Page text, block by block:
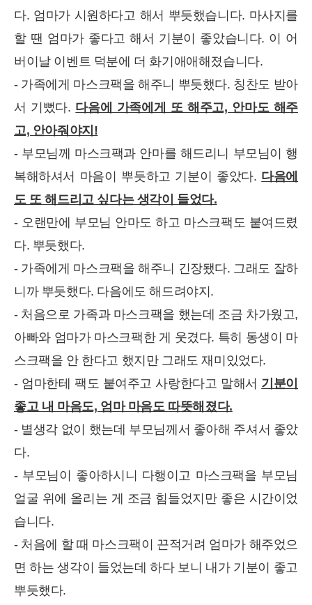
다. 엄마가 시원하다고 해서 뿌듯했습니다. 마사지를
할 땐 엄마가 좋다고 해서 기분이 좋았습니다. 이 어
버이날 이벤트 덕분에 더 화기애애해졌습니다.
- 가족에게 마스크팩을 해주니 뿌듯했다. 칭찬도 받아
서 기뻤다. 다음에 가족에게 또 해주고, 안마도 해주
고, 안아줘야지!
- 부모님께 마스크팩과 안마를 해드리니 부모님이 행
복해하셔서 마음이 뿌듯하고 기분이 좋았다. 다음에
도 또 해드리고 싶다는 생각이 들었다.
- 오랜만에 부모님 안마도 하고 마스크팩도 붙여드렸
다. 뿌듯했다.
- 가족에게 마스크팩을 해주니 긴장됐다. 그래도 잘하
니까 뿌듯했다. 다음에도 해드려야지.
- 처음으로 가족과 마스크팩을 했는데 조금 차가웠고,
아빠와 엄마가 마스크팩한 게 웃겼다. 특히 동생이 마
스크팩을 안 한다고 했지만 그래도 재미있었다.
- 엄마한테 팩도 붙여주고 사랑한다고 말해서 기분이
좋고 내 마음도, 엄마 마음도 따뜻해졌다.
- 별생각 없이 했는데 부모님께서 좋아해 주셔서 좋았
다.
- 부모님이 좋아하시니 다행이고 마스크팩을 부모님
얼굴 위에 올리는 게 조금 힘들었지만 좋은 시간이었
습니다.
- 처음에 할 때 마스크팩이 끈적거려 엄마가 해주었으
면 하는 생각이 들었는데 하다 보니 내가 기분이 좋고
뿌듯했다.